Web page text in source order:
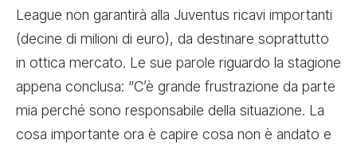
League non garantirà alla Juventus ricavi importanti
(decine di milioni di euro), da destinare soprattutto
in ottica mercato. Le sue parole riguardo la stagione
appena conclusa: “C’è grande frustrazione da parte
mia perché sono responsabile della situazione. La
cosa importante ora è capire cosa non è andato e